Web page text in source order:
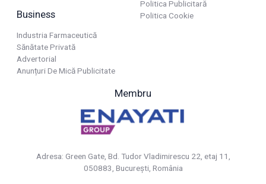
Business
Industria Farmaceutică
Sănătate Privată
Advertorial
Anunțuri De Mică Publicitate
Politica Publicitară
Politica Cookie
Membru
Adresa: Green Gate, Bd. Tudor Vladimirescu 22, etaj 11,
050883, Bucureşti, România